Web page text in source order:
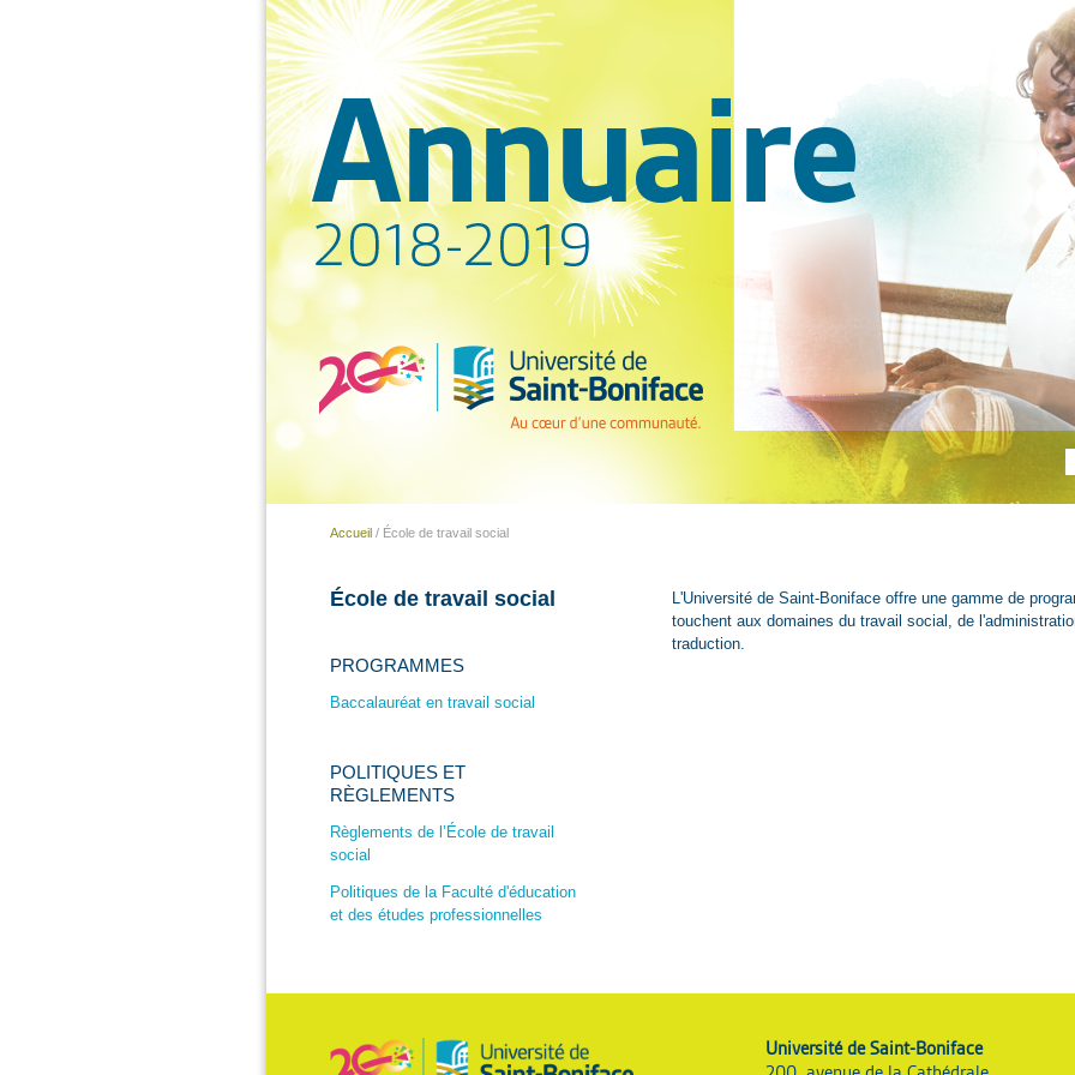
Accueil / École de travail social
École de travail social
PROGRAMMES
Baccalauréat en travail social
POLITIQUES ET
RÈGLEMENTS
Règlements de l’École de travail
social
Politiques de la Faculté d'éducation
et des études professionnelles
L'Université de Saint-Boniface offre une gamme de
touchent aux domaines du travail social, de
traduction.
Université de Saint-Boniface